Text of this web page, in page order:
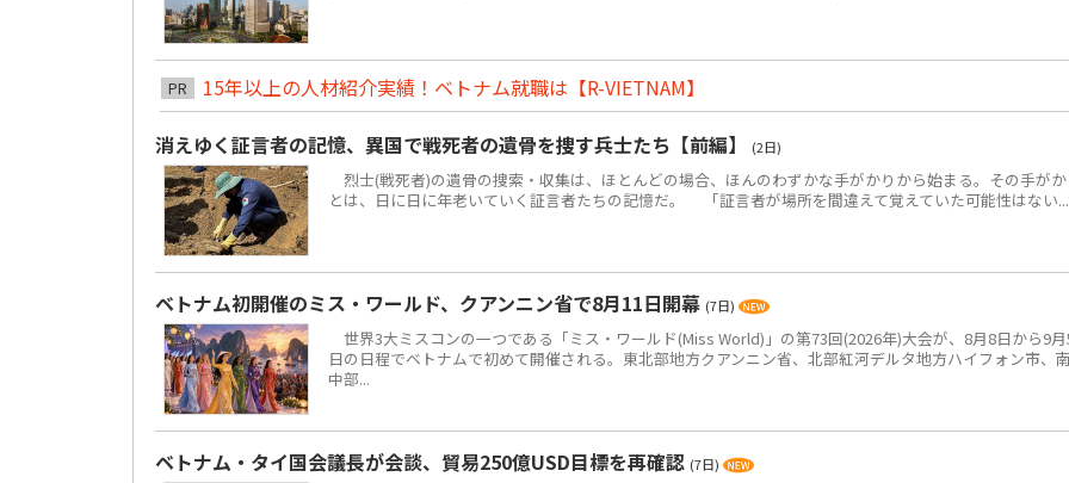
PR
15年以上の人材紹介実績！ベトナム就職は【R-VIETNAM】
消えゆく証言者の記憶、異国で戦死者の遺骨を捜す兵士たち【前編】
(2日)
烈士(戦死者)の遺骨の捜索・収集は、ほとんどの場合、ほんのわずかな手がかりから始まる。その手が
とは、日に日に年老いていく証言者たちの記憶だ。 「証言者が場所を間違えて覚えていた可能性はない...
ベトナム初開催のミス・ワールド、クアンニン省で8月11日開幕 (7日)
世界3大ミスコンの一つである「ミス・ワールド(Miss World)」の第73回(2026年)大会が、8月8日から9
日の日程でベトナムで初めて開催される。東北部地方クアンニン省、北部紅河デルタ地方ハイフォン市、
中部...
ベトナム・タイ国会議長が会談、貿易250億USD目標を再確認 (7日)